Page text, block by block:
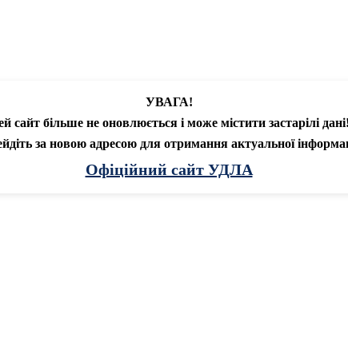
УВАГА!
сайт більше не оновлюється і може містити застарілі дані!
за новою адресою для отримання актуальної
Офіційний сайт УДЛА